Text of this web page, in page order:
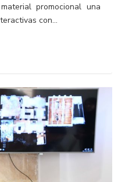
promocional una
con...